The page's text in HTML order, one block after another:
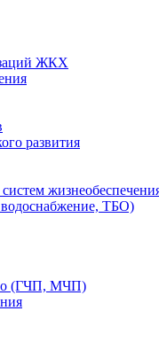
ЖКХ
развития
ТБО)
(ГЧП, МЧП)